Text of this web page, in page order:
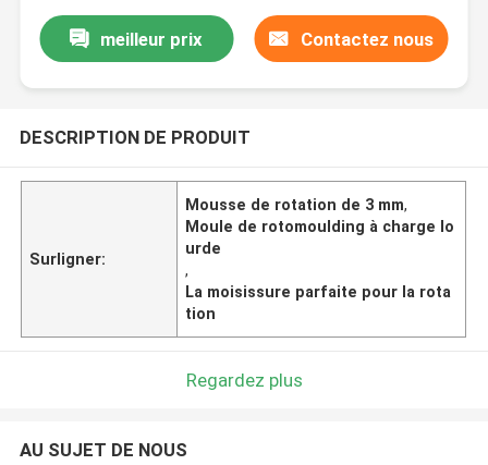
meilleur prix Contactez nous
DESCRIPTION DE PRODUIT
Surligner:
Mousse de rotation de 3 mm,
Moule de rotomoulding à charge lo
urde
,
La moisissure parfaite pour la rota
tion
Regardez plus
AU SUJET DE NOUS